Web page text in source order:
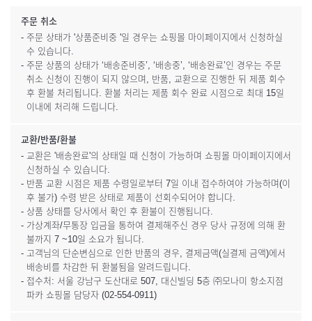
주문 취소
- 주문 상태가 '상품준비중 '일 경우는 쇼핑몰 마이페이지에서 신청하실
수 있습니다.
- 주문 상품의 상태가 ‘배송준비중’, ‘배송중’, ‘배송완료’인 경우는 주문
취소 신청이 진행이 되지 않으며, 반품, 교환으로 진행한 뒤 제품 회수
후 환불 처리됩니다. 환불 처리는 제품 회수 완료 시점으로 최대 15일
이내에 처리해 드립니다.
교환/반품/환불
- 교환은 '배송완료'의 상태일 때 신청이 가능하며 쇼핑몰 마이페이지에서
신청하실 수 있습니다.
- 반품 교환 시점은 제품 수령일로부터 7일 이내 접수하여야 가능하며(이
후 불가) 수령 받은 상태로 제품이 선회수되어야 합니다.
- 상품 상태를 당사에서 확인 후 환불이 진행됩니다.
- 가상계좌/무통장 입금을 통하여 결제해주신 경우 당사 규정에 의해 환
불까지 7 ~10일 소요가 됩니다.
- 고객님의 단순변심으로 인한 반품의 경우, 결제금액(실결제 금액)에서
배송비를 차감한 뒤 환불됨을 알려드립니다.
- 접수처: 서울 강남구 도산대로 507, 대신빌딩 5층 ㈜모나미 항소지점
파카 쇼핑몰 담당자 (02-554-0911)